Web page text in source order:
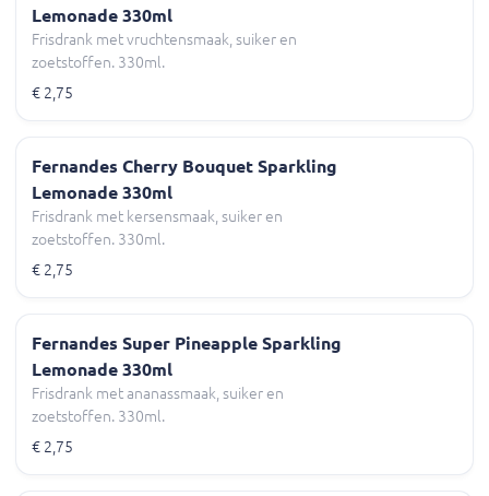
Lemonade 330ml
Frisdrank met vruchtensmaak, suiker en
zoetstoffen. 330ml.
€ 2,75
Fernandes Cherry Bouquet Sparkling
Lemonade 330ml
Frisdrank met kersensmaak, suiker en
zoetstoffen. 330ml.
€ 2,75
Fernandes Super Pineapple Sparkling
Lemonade 330ml
Frisdrank met ananassmaak, suiker en
zoetstoffen. 330ml.
€ 2,75